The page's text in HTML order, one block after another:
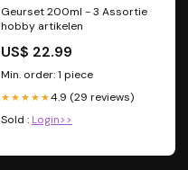
Geurset 200ml - 3 Assortie
hobby artikelen
US$ 22.99
Min. order: 1 piece
★★★★★4.9 (29 reviews)
Sold : Login>>